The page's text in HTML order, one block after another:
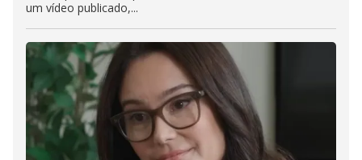
um vídeo publicado,...